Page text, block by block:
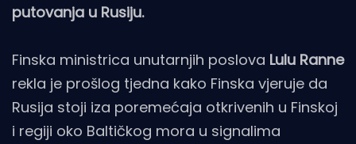
putovanja u Rusiju.
Finska ministrica unutarnjih poslova Lulu Ranne
rekla je prošlog tjedna kako Finska vjeruje da
Rusija stoji iza poremećaja otkrivenih u Finskoj
i regiji oko Baltičkog mora u signalima